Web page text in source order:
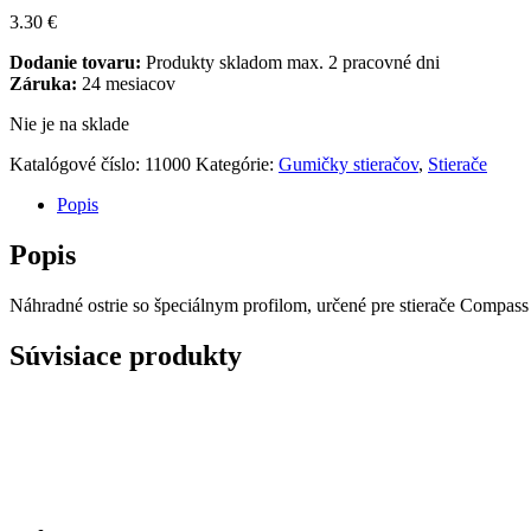
3.30 €
Dodanie tovaru: Produkty skladom max. 2 pracovné dni
Záruka: 24 mesiacov
Nie je na sklade
Katalógové číslo: 11000 Kategórie: Gumičky stieračov, Stierače
Popis
Popis
Náhradné ostrie so špeciálnym profilom, určené pre stierače
Súvisiace produkty